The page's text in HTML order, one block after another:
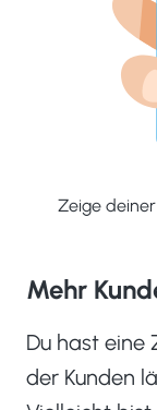
Mehr
Du hast eine
der Kunden
Zeige